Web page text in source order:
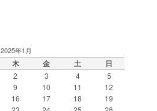
2025年1月
木 金 土 日
2 3 4
5
9 10 11
12
16 17 18
19